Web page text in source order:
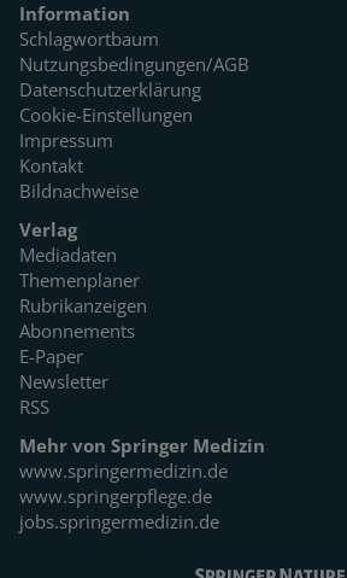
Information
Schlagwortbaum
Nutzungsbedingungen/AGB
Datenschutzerklärung
Cookie-Einstellungen
Impressum
Kontakt
Bildnachweise
Verlag
Mediadaten
Themenplaner
Rubrikanzeigen
Abonnements
E-Paper
Newsletter
RSS
Mehr von Springer Medizin
www.springermedizin.de
www.springerpflege.de
jobs.springermedizin.de